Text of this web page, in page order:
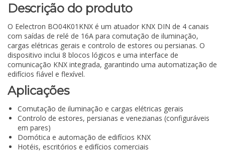
Descrição do produto
O Eelectron BO04K01KNX é um atuador KNX DIN de 4 canais
com saídas de relé de 16A para comutação de iluminação,
cargas elétricas gerais e controlo de estores ou persianas. O
dispositivo inclui 8 blocos lógicos e uma interface de
comunicação KNX integrada, garantindo uma automatização de
edifícios fiável e flexível.
Aplicações
Comutação de iluminação e cargas elétricas gerais
Controlo de estores, persianas e venezianas (configuráveis
em pares)
Domótica e automação de edifícios KNX
Hotéis, escritórios e edifícios comerciais